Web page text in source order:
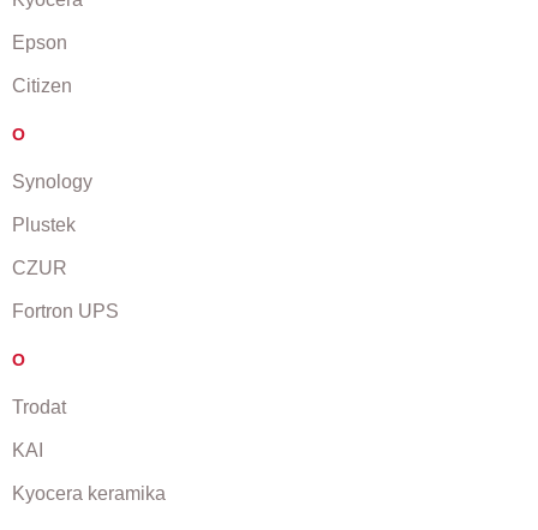
Epson
Citizen
O
Synology
Plustek
CZUR
Fortron UPS
O
Trodat
KAI
Kyocera keramika